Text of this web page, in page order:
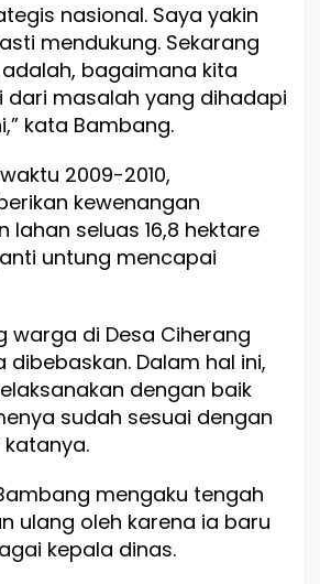
nasional. Saya yakin
mendukung. Sekarang
bagaimana kita
dari masalah yang dihadapi
kata Bambang.
2009-2010,
kewenangan
lahan seluas 16,8 hektare
untung mencapai
warga di Desa Ciherang
dibebaskan. Dalam hal ini,
dengan baik
sudah sesuai dengan
katanya.
mengaku tengah
ulang oleh karena ia baru
kepala dinas.